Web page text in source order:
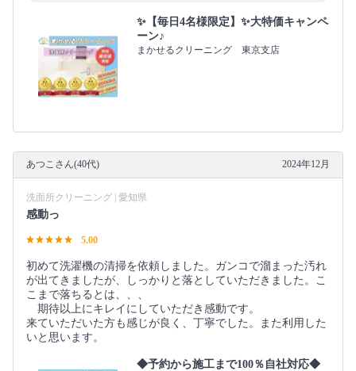
✨【毎日4名様限定】✨大特価キャンペ
ーン♪
まかせるクリーニング 東京支店
あつこさん(40代) 2024年12月
洗面所クリーニング | 愛知県
感動っ
5.00
初めて洗濯機の清掃を依頼しました。ガンコで溜まった汚れ
が出てきましたが、しっかりと落としていただきました。こ
こまで落ちるとは、、、
期待以上にキレイにしていただき感動です。
来ていただいた方も感じが良く、丁寧でした。また利用した
いと思います。
◆予約から施工まで100％自社対応◆